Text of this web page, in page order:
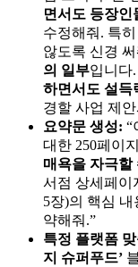
면서도 등장
수정해줘. 특히
않도록 신경
의 일부입니다
하면서도 설득
경할 사업 제
요약문 생성: “
대한 250페이
매욕을 자극할
서점 상세페이
5장)의 핵심 내
약해줘.”
특정 플랫폼
지 슈퍼푸드’